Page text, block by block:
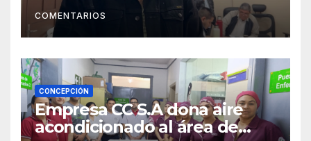
COMENTARIOS
CONCEPCIÓN
Empresa CC S.A dona aire
acondicionado al área de